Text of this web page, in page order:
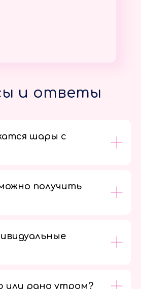
и ответы
шары с
получить
или рано утром?